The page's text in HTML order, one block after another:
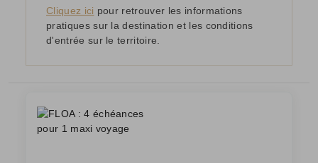
Cliquez ici pour retrouver les informations
pratiques sur la destination et les conditions
d'entrée sur le territoire.